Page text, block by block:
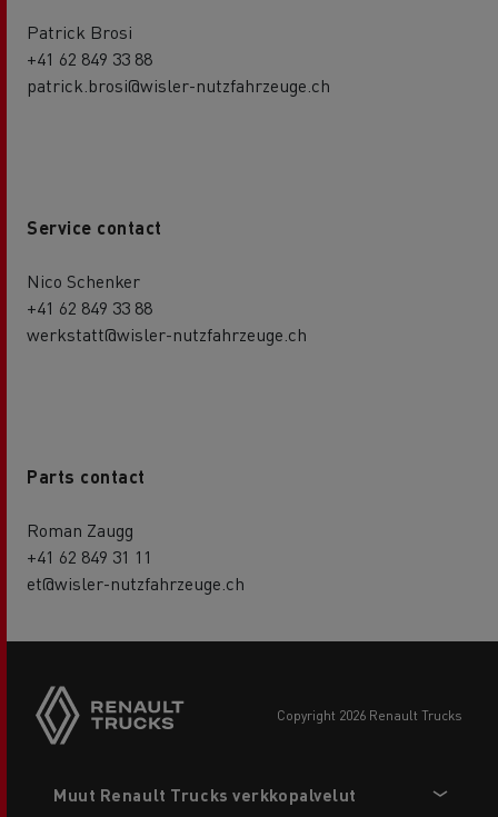
Patrick Brosi
+41 62 849 33 88
patrick.brosi@wisler-nutzfahrzeuge.ch
Service contact
Nico Schenker
+41 62 849 33 88
werkstatt@wisler-nutzfahrzeuge.ch
Parts contact
Roman Zaugg
+41 62 849 31 11
et@wisler-nutzfahrzeuge.ch
copyright 2026 Renault Trucks
menu
Muut Renault Trucks verkkopalvelut